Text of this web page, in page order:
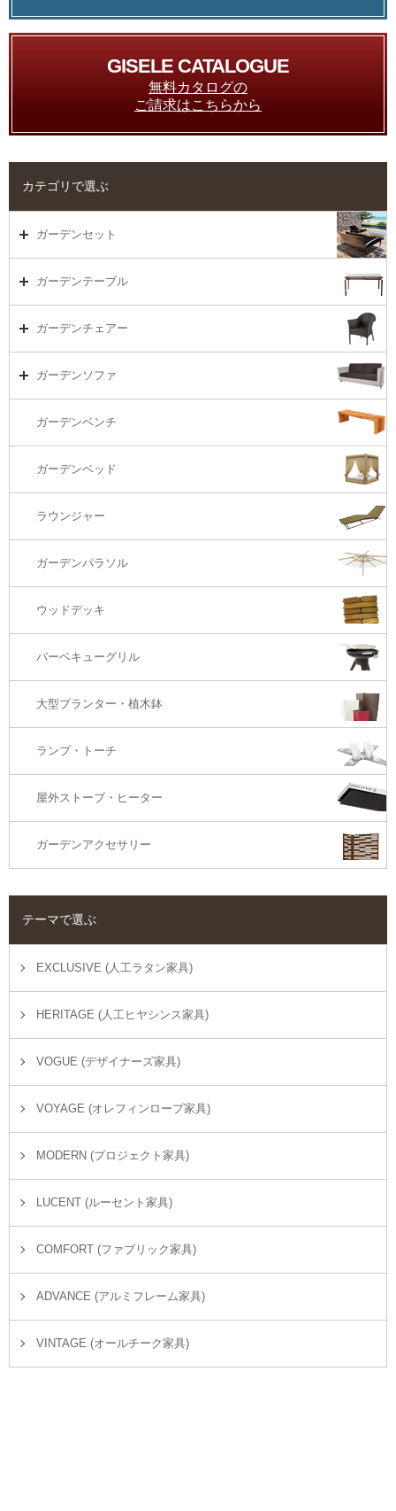
GISELE CATALOGUE
無料カタログの
ご請求はこちらから
カテゴリで選ぶ
ガーデンセット
ガーデンセット（海外在庫）
ラウンジ・ベッド
ガーデンテーブル
ガーデンテーブルTOP
コーヒーテーブル
カウンター・バーテーブル
ガーデンチェアー
ガーデンチェアーTOP
カウンター・バーチェアー
ガーデンソファ
ガーデンソファTOP
3Sソファ
オットマン・スツール
ガーデンベンチ
ガーデンベッド
ラウンジャー
ガーデンパラソル
ウッドデッキ
バーベキューグリル
大型プランター・植木鉢
ランプ・トーチ
屋外ストーブ・ヒーター
ガーデンアクセサリー
テーマで選ぶ
EXCLUSIVE (人工ラタン家具)
HERITAGE (人工ヒヤシンス家具)
VOGUE (デザイナーズ家具)
VOYAGE (オレフィンロープ家具)
MODERN (プロジェクト家具)
LUCENT (ルーセント家具)
COMFORT (ファブリック家具)
ADVANCE (アルミフレーム家具)
VINTAGE (オールチーク家具)